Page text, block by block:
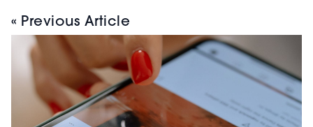
« Previous Article